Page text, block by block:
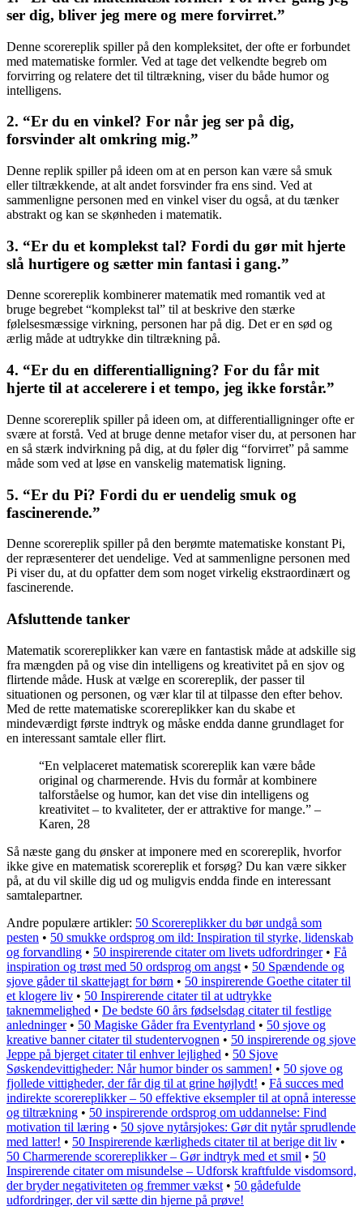
ser dig, bliver jeg mere og mere forvirret.”
Denne scorereplik spiller på den kompleksitet, der ofte er forbundet
med matematiske formler. Ved at tage det velkendte begreb om
forvirring og relatere det til tiltrækning, viser du både humor og
intelligens.
2. “Er du en vinkel? For når jeg ser på dig,
forsvinder alt omkring mig.”
Denne replik spiller på ideen om at en person kan være så smuk
eller tiltrækkende, at alt andet forsvinder fra ens sind. Ved at
sammenligne personen med en vinkel viser du også, at du tænker
abstrakt og kan se skønheden i matematik.
3. “Er du et komplekst tal? Fordi du gør mit hjerte
slå hurtigere og sætter min fantasi i gang.”
Denne scorereplik kombinerer matematik med romantik ved at
bruge begrebet “komplekst tal” til at beskrive den stærke
følelsesmæssige virkning, personen har på dig. Det er en sød og
ærlig måde at udtrykke din tiltrækning på.
4. “Er du en differentialligning? For du får mit
hjerte til at accelerere i et tempo, jeg ikke forstår.”
Denne scorereplik spiller på ideen om, at differentialligninger ofte er
svære at forstå. Ved at bruge denne metafor viser du, at personen har
en så stærk indvirkning på dig, at du føler dig “forvirret” på samme
måde som ved at løse en vanskelig matematisk ligning.
5. “Er du Pi? Fordi du er uendelig smuk og
fascinerende.”
Denne scorereplik spiller på den berømte matematiske konstant Pi,
der repræsenterer det uendelige. Ved at sammenligne personen med
Pi viser du, at du opfatter dem som noget virkelig ekstraordinært og
fascinerende.
Afsluttende tanker
Matematik scorereplikker kan være en fantastisk måde at adskille sig
fra mængden på og vise din intelligens og kreativitet på en sjov og
flirtende måde. Husk at vælge en scorereplik, der passer til
situationen og personen, og vær klar til at tilpasse den efter behov.
Med de rette matematiske scorereplikker kan du skabe et
mindeværdigt første indtryk og måske endda danne grundlaget for
en interessant samtale eller flirt.
“En velplaceret matematisk scorereplik kan være både
original og charmerende. Hvis du formår at kombinere
talforståelse og humor, kan det vise din intelligens og
kreativitet – to kvaliteter, der er attraktive for mange.” –
Karen, 28
Så næste gang du ønsker at imponere med en scorereplik, hvorfor
ikke give en matematisk scorereplik et forsøg? Du kan være sikker
på, at du vil skille dig ud og muligvis endda finde en interessant
samtalepartner.
Andre populære artikler: 50 Scorereplikker du bør undgå som
pesten • 50 smukke ordsprog om ild: Inspiration til styrke, lidenskab
og forvandling • 50 inspirerende citater om livets udfordringer• Få
inspiration og trøst med 50 ordsprog om angst • 50 Spændende og
sjove gåder til skattejagt for børn • 50 inspirerende Goethe citater til
et klogere liv • 50 Inspirerende citater til at udtrykke
taknemmelighed • De bedste 60 års fødselsdag citater til festlige
anledninger• 50 Magiske Gåder fra Eventyrland • 50 sjove og
kreative banner citater til studentervognen • 50 inspirerende og sjove
Jeppe på bjerget citater til enhver lejlighed • 50 Sjove
Søskendevittigheder: Når humor binder os sammen! • 50 sjove og
fjollede vittigheder, der får dig til at grine højlydt! • Få succes med
indirekte scorereplikker – 50 effektive eksempler til at opnå interesse
og tiltrækning • 50 inspirerende ordsprog om uddannelse: Find
motivation til læring • 50 sjove nytårsjokes: Gør dit nytår sprudlende
med latter! • 50 Inspirerende kærligheds citater til at berige dit liv •
50 Charmerende scorereplikker – Gør indtryk med et smil • 50
Inspirerende citater om misundelse – Udforsk kraftfulde visdomsord,
der bryder negativiteten og fremmer vækst • 50 gådefulde
udfordringer, der vil sætte din hjerne på prøve!